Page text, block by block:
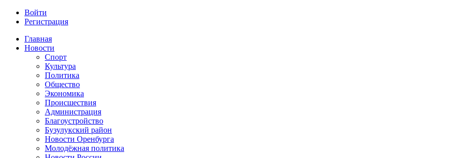
Войти
Регистрация
Главная
Новости
Спорт
Культура
Политика
Общество
Экономика
Происшествия
Администрация
Благоустройство
Бузулукский район
Новости Оренбурга
Молодёжная политика